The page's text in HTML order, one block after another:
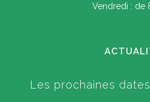
Vendredi : de
Les prochaines